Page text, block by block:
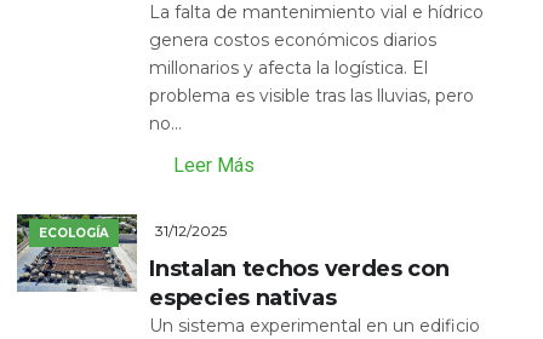
La falta de mantenimiento vial e hídrico
genera costos económicos diarios
millonarios y afecta la logística. El
problema es visible tras las lluvias, pero
no...
Leer Más
ECOLOGÍA 31/12/2025
Instalan techos verdes con
especies nativas
Un sistema experimental en un edificio